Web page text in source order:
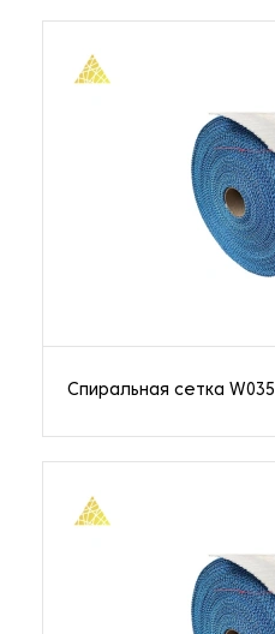
Спиральная сетка W035